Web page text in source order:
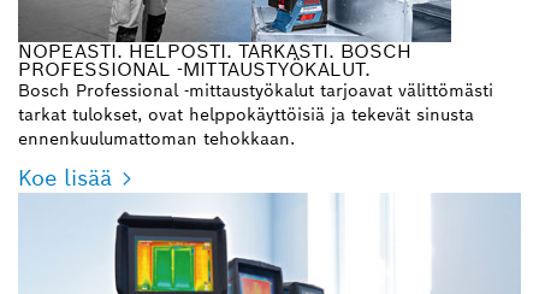
NOPEASTI. HELPOSTI. TARKASTI. BOSCH
PROFESSIONAL -MITTAUSTYÖKALUT.
Bosch Professional -mittaustyökalut tarjoavat välittömästi
tarkat tulokset, ovat helppokäyttöisiä ja tekevät sinusta
ennenkuulumattoman tehokkaan.
Koe lisää